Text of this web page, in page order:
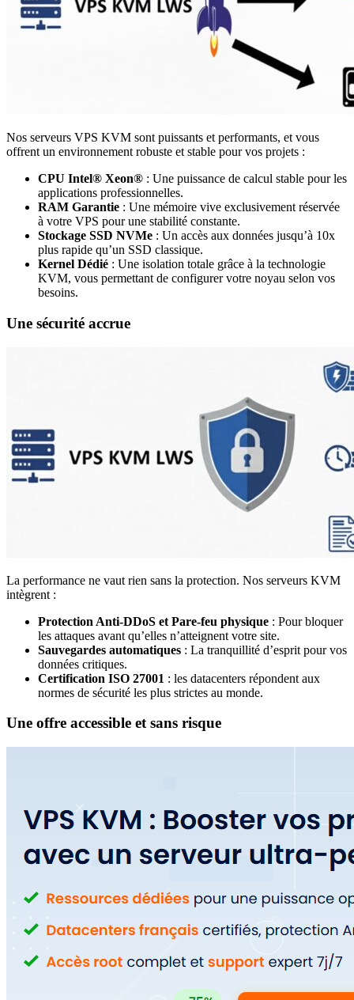
Nos serveurs VPS KVM sont puissants et performants, et vous
offrent un environnement robuste et stable pour vos projets :
CPU Intel® Xeon® : Une puissance de calcul stable pour les
applications professionnelles.
RAM Garantie : Une mémoire vive exclusivement réservée
à votre VPS pour une stabilité constante.
Stockage SSD NVMe : Un accès aux données jusqu’à 10x
plus rapide qu’un SSD classique.
Kernel Dédié : Une isolation totale grâce à la technologie
KVM, vous permettant de configurer votre noyau selon vos
besoins.
Une sécurité accrue
La performance ne vaut rien sans la protection. Nos serveurs KVM
intègrent :
Protection Anti-DDoS et Pare-feu physique : Pour bloquer
les attaques avant qu’elles n’atteignent votre site.
Sauvegardes automatiques : La tranquillité d’esprit pour vos
données critiques.
Certification ISO 27001 : les datacenters répondent aux
normes de sécurité les plus strictes au monde.
Une offre accessible et sans risque